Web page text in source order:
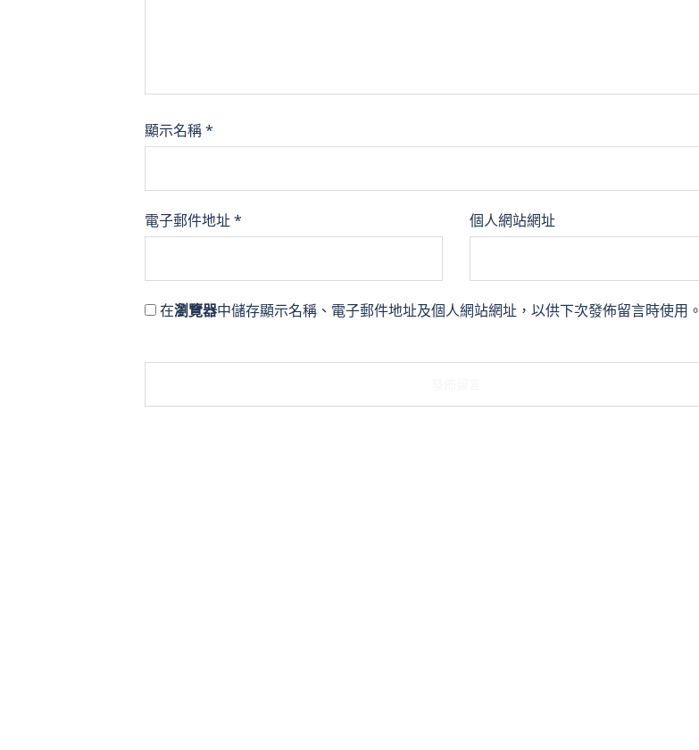
顯示名稱*
電子郵件地址* 個人網站網址
在瀏覽器中儲存顯示名稱、電子郵件地址及個人網站網址，以供下次發佈留言時使用。